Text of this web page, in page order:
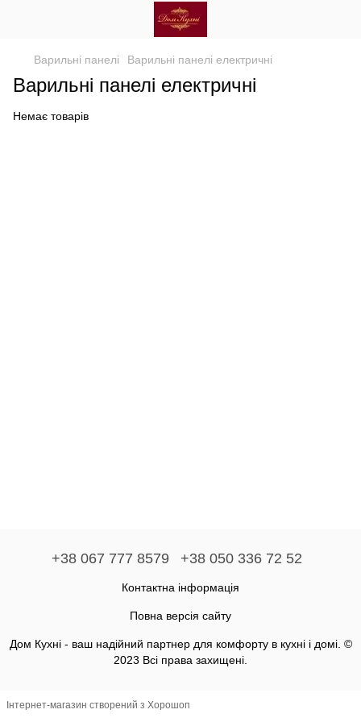
Варильні панелі Варильні панелі електричні
Варильні панелі електричні
Немає товарів
+38 067 777 8579 +38 050 336 72 52
Контактна інформація
Повна версія сайту
Дом Кухні - ваш надійний партнер для комфорту в кухні і домі. ©
2023 Всі права захищені.
Інтернет-магазин створений з Хорошоп